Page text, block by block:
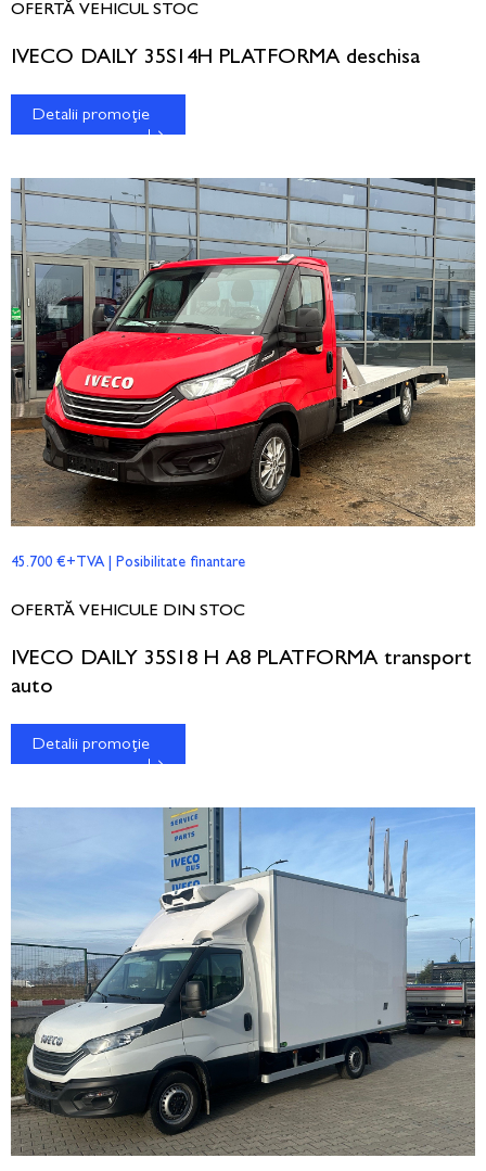
OFERTĂ VEHICUL STOC
IVECO DAILY 35S14H PLATFORMA deschisa
Detalii promoție
45.700 €+TVA | Posibilitate finantare
OFERTĂ VEHICULE DIN STOC
IVECO DAILY 35S18 H A8 PLATFORMA transport
auto
Detalii promoție